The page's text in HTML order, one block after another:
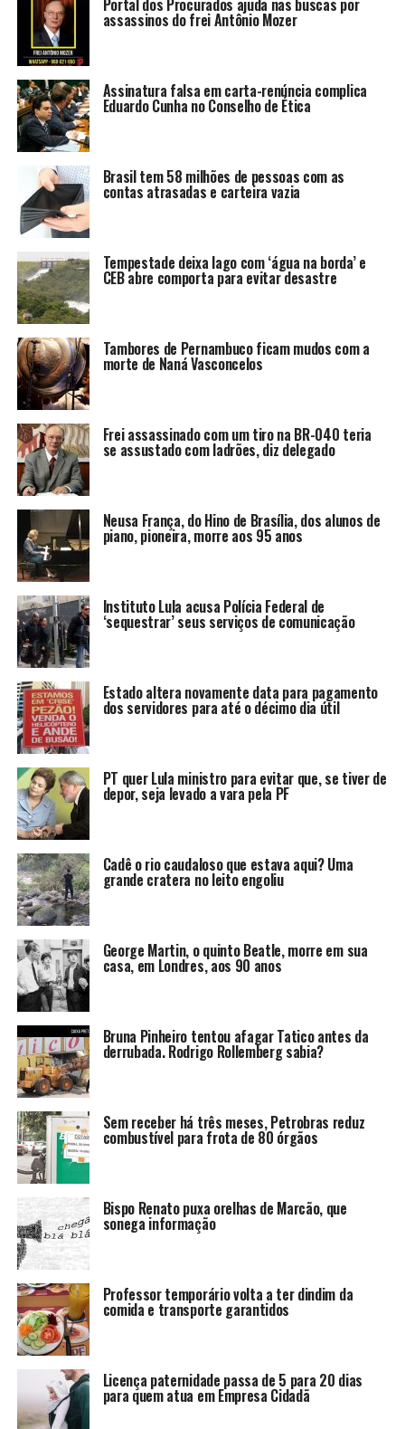
Portal dos Procurados ajuda nas buscas por
assassinos do frei Antônio Mozer
Assinatura falsa em carta-renúncia complica
Eduardo Cunha no Conselho de Ética
Brasil tem 58 milhões de pessoas com as
contas atrasadas e carteira vazia
Tempestade deixa lago com ‘água na borda’ e
CEB abre comporta para evitar desastre
Tambores de Pernambuco ficam mudos com a
morte de Naná Vasconcelos
Frei assassinado com um tiro na BR-040 teria
se assustado com ladrões, diz delegado
Neusa França, do Hino de Brasília, dos alunos de
piano, pioneira, morre aos 95 anos
Instituto Lula acusa Polícia Federal de
‘sequestrar’ seus serviços de comunicação
Estado altera novamente data para pagamento
dos servidores para até o décimo dia útil
PT quer Lula ministro para evitar que, se tiver de
depor, seja levado a vara pela PF
Cadê o rio caudaloso que estava aqui? Uma
grande cratera no leito engoliu
George Martin, o quinto Beatle, morre em sua
casa, em Londres, aos 90 anos
Bruna Pinheiro tentou afagar Tatico antes da
derrubada. Rodrigo Rollemberg sabia?
Sem receber há três meses, Petrobras reduz
combustível para frota de 80 órgãos
Bispo Renato puxa orelhas de Marcão, que
sonega informação
Professor temporário volta a ter dindim da
comida e transporte garantidos
Licença paternidade passa de 5 para 20 dias
para quem atua em Empresa Cidadã